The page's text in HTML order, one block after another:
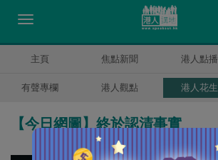
主頁 焦點新聞 港人點播
有聲專欄 港人觀點 港人花生
【今日網圖】終於認清事實